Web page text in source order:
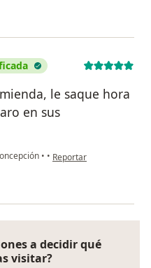
le saque hora
en sus
• • en opinión del usuario
Reportar
a decidir qué
visitar?